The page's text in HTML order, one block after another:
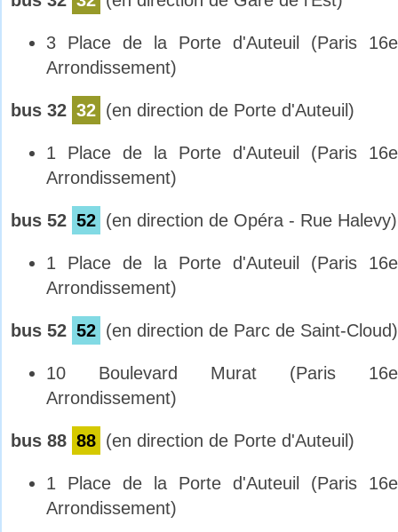
3 Place de la Porte d'Auteuil (Paris 16e
Arrondissement)
bus 32 32 (en direction de Porte d'Auteuil)
1 Place de la Porte d'Auteuil (Paris 16e
Arrondissement)
bus 52 52 (en direction de Opéra - Rue Halevy)
1 Place de la Porte d'Auteuil (Paris 16e
Arrondissement)
bus 52 52 (en direction de Parc de Saint-Cloud)
10 Boulevard Murat (Paris 16e
Arrondissement)
bus 88 88 (en direction de Porte d'Auteuil)
1 Place de la Porte d'Auteuil (Paris 16e
Arrondissement)